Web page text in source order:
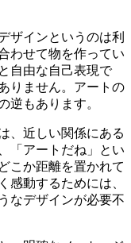
ザインというのは利
わせて物を作ってい
自由な自己表現で
りません。アートの
逆もあります。
、近しい関係にある
「アートだね」とい
こか距離を置かれて
感動するためには、
なデザインが必要不